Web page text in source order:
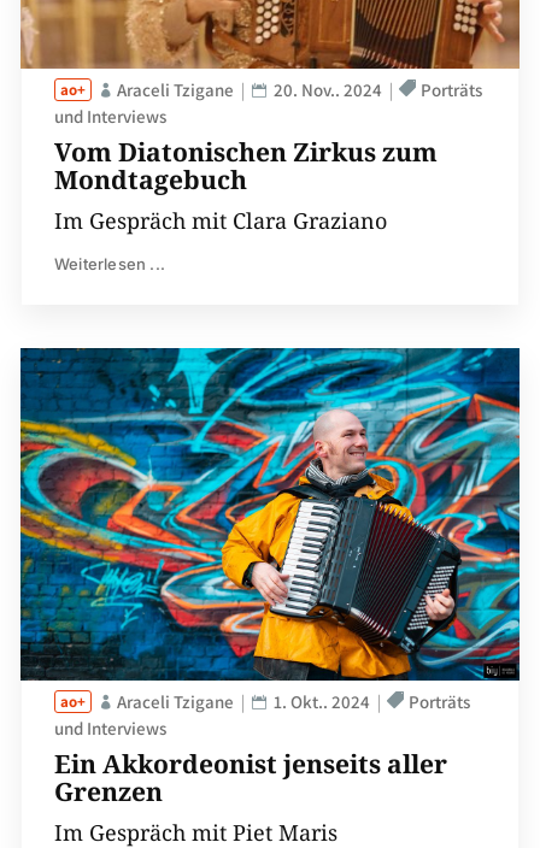
Vom Diatonischen Zirkus zum
Mondtagebuch
Araceli Tzigane 20. Nov.. 2024
Porträts
und Interviews
Im Gespräch mit Clara Graziano
Weiterlesen ...
Ein Akkordeonist jenseits aller
Grenzen
Araceli Tzigane 1. Okt.. 2024
Porträts
und Interviews
Im Gespräch mit Piet Maris